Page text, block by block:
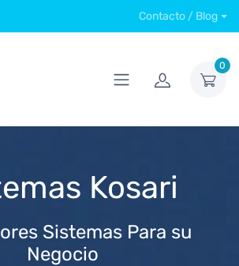
Contacto / Blog
0
Kosari
Sistemas Para su
Negocio